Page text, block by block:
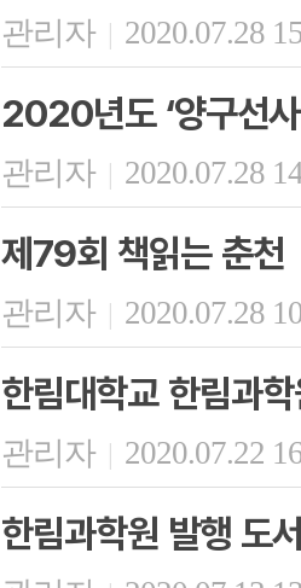
관리자 | 2020.07.28
2020년도 ‘양구선
관리자 | 2020.07.28
제79회 책읽는 춘천
관리자 | 2020.07.28
한림대학교 한림과
관리자 | 2020.07.22
한림과학원 발행 도